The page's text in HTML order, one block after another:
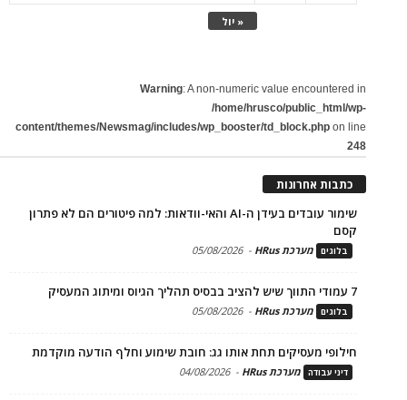
« יול
Warning: A non-numeric value encountered in
/home/hrusco/public_html/wp-
content/themes/Newsmag/includes/wp_booster/td_block.php on line
248
כתבות אחרונות
שימור עובדים בעידן ה-AI והאי-וודאות: למה פיטורים הם לא פתרון
קסם
בלוגים מערכת HRus -
05/08/2026
7 עמודי התווך שיש להציב בבסיס תהליך הגיוס ומיתוג המעסיק
בלוגים מערכת HRus -
05/08/2026
חילופי מעסיקים תחת אותו גג: חובת שימוע וחלף הודעה מוקדמת
דיני עבודה מערכת HRus -
04/08/2026